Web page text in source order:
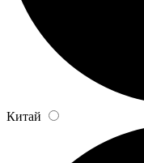
Китай